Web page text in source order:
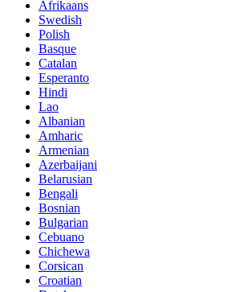
Afrikaans
Swedish
Polish
Basque
Catalan
Esperanto
Hindi
Lao
Albanian
Amharic
Armenian
Azerbaijani
Belarusian
Bengali
Bosnian
Bulgarian
Cebuano
Chichewa
Corsican
Croatian